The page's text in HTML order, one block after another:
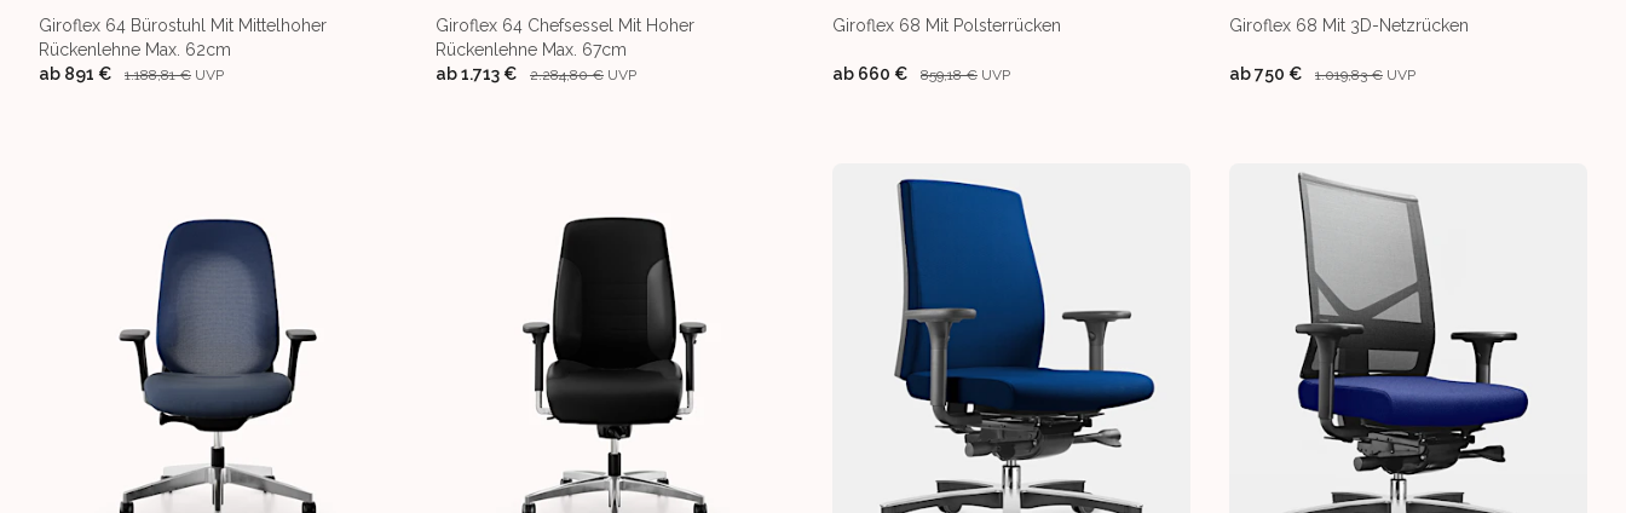
Giroflex 64 Bürostuhl Mit Mittelhoher
Rückenlehne Max. 62cm
ab 891 € 1.188,81 € UVP
Giroflex 64 Chefsessel Mit Hoher
Rückenlehne Max. 67cm
ab1.713 € 2.284,80 € UVP
Giroflex 68 Mit Polsterrücken
ab 660 € 859,18 € UVP
Giroflex 68 Mit 3D-Netzrücken
ab750 € 1.019,83 € UVP